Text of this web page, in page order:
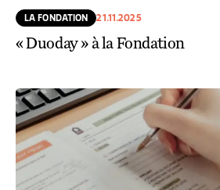
LA FONDATION 21.11.2025
« Duoday » à la Fondation